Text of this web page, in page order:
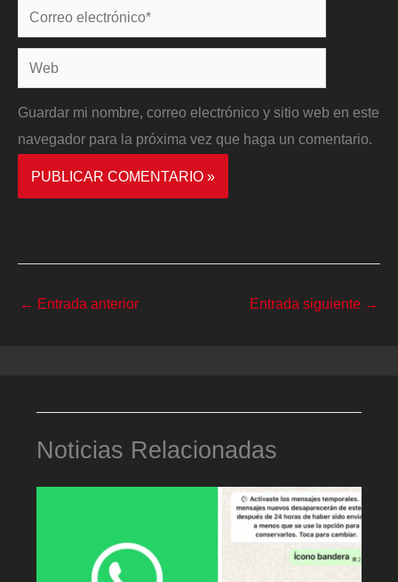
Correo
electrónico*
Web
Guardar mi nombre, correo electrónico y sitio web en este
navegador para la próxima vez que haga un comentario.
← Entrada anterior Entrada siguiente →
Noticias Relacionadas